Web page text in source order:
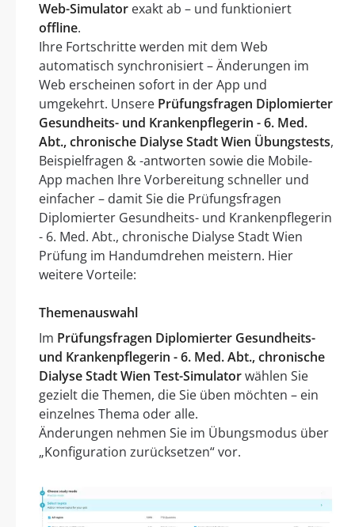
Web-Simulator exakt ab – und funktioniert
offline.
Ihre Fortschritte werden mit dem Web
automatisch synchronisiert – Änderungen im
Web erscheinen sofort in der App und
umgekehrt. Unsere Prüfungsfragen Diplomierter
Gesundheits- und Krankenpflegerin - 6. Med.
Abt., chronische Dialyse Stadt Wien Übungstests,
Beispielfragen & -antworten sowie die Mobile-
App machen Ihre Vorbereitung schneller und
einfacher – damit Sie die Prüfungsfragen
Diplomierter Gesundheits- und Krankenpflegerin
- 6. Med. Abt., chronische Dialyse Stadt Wien
Prüfung im Handumdrehen meistern. Hier
weitere Vorteile:
Themenauswahl
Im Prüfungsfragen Diplomierter Gesundheits-
und Krankenpflegerin - 6. Med. Abt., chronische
Dialyse Stadt Wien Test-Simulatorwählen Sie
gezielt die Themen, die Sie üben möchten – ein
einzelnes Thema oder alle.
Änderungen nehmen Sie im Übungsmodus über
„Konfiguration zurücksetzen“ vor.